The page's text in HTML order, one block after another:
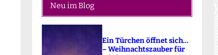
Neu im Blog
Ein Türchen öffnet sich…
– Weihnachtszauber für